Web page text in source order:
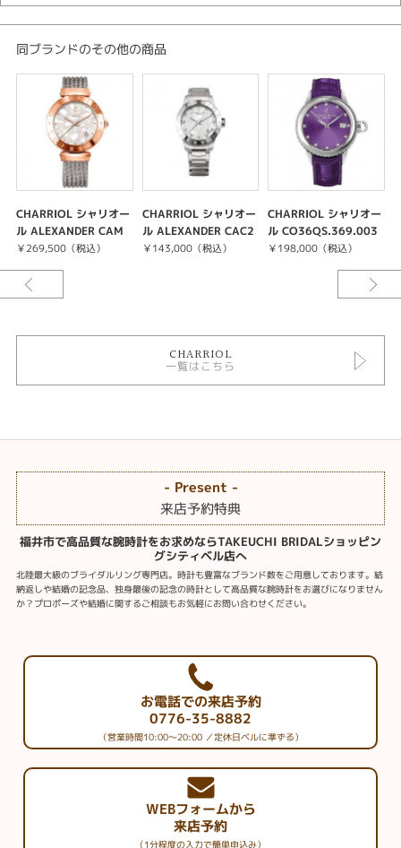
黒文字盤
その他ベルト
クォーツ
5気圧防水以下
レディース 腕時計
紹介文
らせん状のエレガントなツイストストラップは、留め具がなく、手首にぴっ
たりと沿うドレッシーな装着感です。ドレスだけでなく、シンプルな着こな
しに女性らしさを引き立てます。
同ブランドのその他の商品
CHARRIOL シャリオー
ル ALEXANDER CAM
P.51.008
￥269,500（税込）
CHARRIOL シャリオー
ル ALEXANDER CAC2
8S.910.001
￥143,000（税込）
CHARRIOL シャリオー
ル CO36QS.369.003
￥198,000（税込）
CHARRIOL
一覧はこちら
- Present -
来店予約特典
福井市で高品質な腕時計をお求めならTAKEUCHI BRIDALショッピン
グシティベル店へ
北陸最大級のブライダルリング専門店。時計も豊富なブランド数をご用意しております。結
納返しや結婚の記念品、独身最後の記念の時計として高品質な腕時計をお選びになりません
か？プロポーズや結婚に関するご相談もお気軽にお問い合わせください。
お電話での来店予約
0776-35-8882
（営業時間10:00～20:00 ／定休日ベルに準ずる）
WEBフォームから
来店予約
（1分程度の入力で簡単申込み）